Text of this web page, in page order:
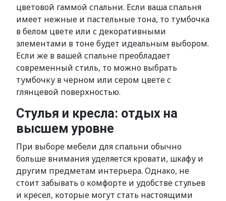
цветовой гаммой спальни. Если ваша спальня
имеет нежные и пастельные тона, то тумбочка
в белом цвете или с декоративными
элементами в тоне будет идеальным выбором.
Если же в вашей спальне преобладает
современный стиль, то можно выбрать
тумбочку в черном или сером цвете с
глянцевой поверхностью.
Стулья и кресла: отдых на
высшем уровне
При выборе мебели для спальни обычно
больше внимания уделяется кровати, шкафу и
другим предметам интерьера. Однако, не
стоит забывать о комфорте и удобстве стульев
и кресел, которые могут стать настоящими